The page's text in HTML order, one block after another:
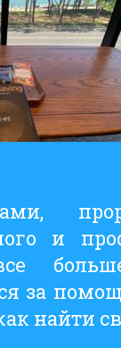
и
за
найти